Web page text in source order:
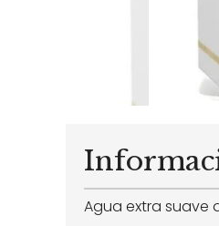
Agua extra suave